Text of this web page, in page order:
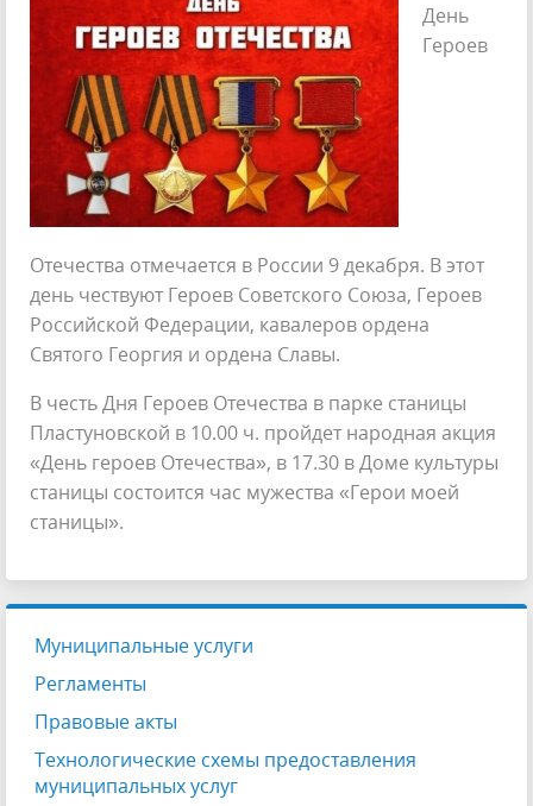
День
Героев
Отечества отмечается в России 9 декабря. В этот
день чествуют Героев Советского Союза, Героев
Российской Федерации, кавалеров ордена
Святого Георгия и ордена Славы.
В честь Дня Героев Отечества в парке станицы
Пластуновской в 10.00 ч. пройдет народная акция
«День героев Отечества», в 17.30 в Доме культуры
станицы состоится час мужества «Герои моей
станицы».
Муниципальные услуги
Регламенты
Правовые акты
Технологические схемы предоставления
муниципальных услуг